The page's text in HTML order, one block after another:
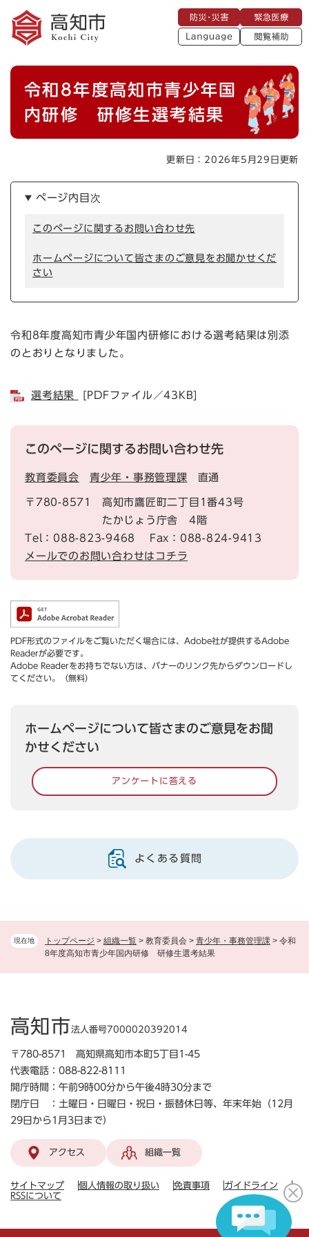
メニューを飛ばして本文へ
災
・
災
急
医
療
L
a
a
g
e
閲
助
現在地 トップページ > 組織一覧 > 教育委員会 > 青少年・事務管理課 > 令和
8年度高知市青少年国内研修 研修生選考結果
本
令和8年度高知市青少年国
内研修 研修生選考結果
更新日：2026年5月29日更新
ページ内目次
このページに関するお問い合わせ先
ホームページについて皆さまのご意見をお聞かせくだ
さい
令和8年度高知市青少年国内研修における選考結果は別添
のとおりとなりました。
選考結果 [PDFファイル／43KB]
このページに関するお問い合わせ先
教育委員会 青少年・事務管理課 直通
〒780-8571
高知市鷹匠町二丁目1番43号
たかじょう庁舎 4階
Tel：088-823-9468
Fax：088-824-9413
メールでのお問い合わせはコチラ
PDF形式のファイルをご覧いただく場合には、Adobe社が提供するAdobe
Readerが必要です。
Adobe Readerをお持ちでない方は、バナーのリンク先からダウンロードし
てください。（無料）
ホームページについて皆さまのご意見をお聞
かせください
アンケートに答える
よくある質問
高知市法人番号7000020392014
〒780-8571 高知県高知市本町5丁目1-45
代表電話：088-822-8111
開庁時間：午前9時00分から午後4時30分まで
閉庁日 ：土曜日・日曜日・祝日・振替休日等、年末年始（12月
29日から1月3日まで）
アクセス 組織一覧
サイトマップ 個人情報の取り扱い 免責事項
ガイドライン
RSSについて